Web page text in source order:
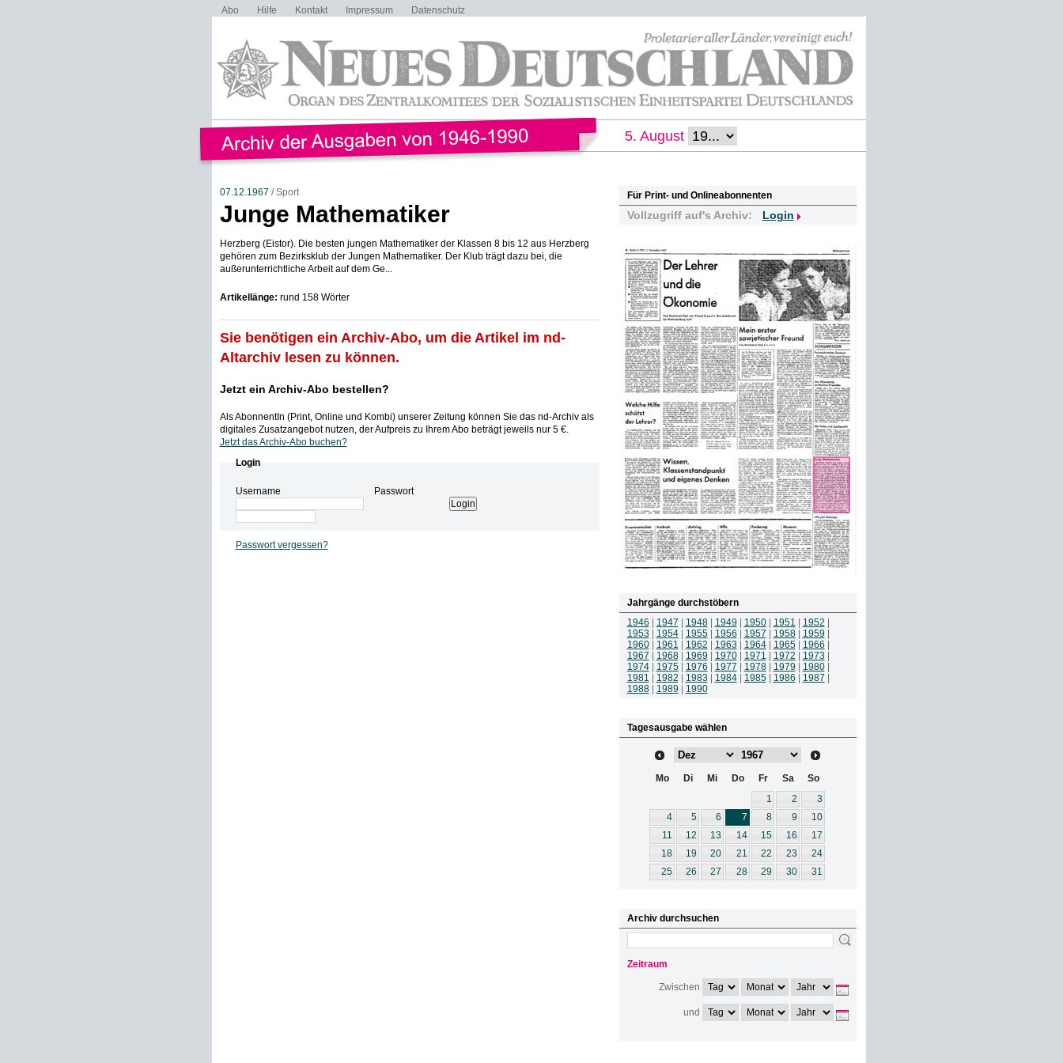
Abo Hilfe Kontakt Impressum Datenschutz
5. August
07.12.1967 / Sport
Junge Mathematiker
Herzberg (Eistor). Die besten jungen Mathematiker der Klassen 8 bis 12 aus Herzberg
gehören zum Bezirksklub der Jungen Mathematiker. Der Klub trägt dazu bei, die
außerunterrichtliche Arbeit auf dem Ge...
Artikellänge: rund 158 Wörter
Sie benötigen ein Archiv-Abo, um die Artikel im nd-
Altarchiv lesen zu können.
Jetzt ein Archiv-Abo bestellen?
Als AbonnentIn (Print, Online und Kombi) unserer Zeitung können Sie das nd-Archiv als
digitales Zusatzangebot nutzen, der Aufpreis zu Ihrem Abo beträgt jeweils nur 5 €.
Jetzt das Archiv-Abo buchen?
Login
Username Passwort
Passwort vergessen?
Für Print- und Onlineabonnenten
Vollzugriff auf's Archiv: Login
Jahrgänge durchstöbern
1946
1947 1948| 1949 1950| 1951 1952
1953
1954| 1955| 1956 1957 1958| 1959
1960| 1961 1962 1963 1964| 1965| 1966
1967
1968| 1969 1970| 1971 1972 1973
1974| 1975| 1976 1977 1978| 1979 1980|
1981
1982 1983 1984| 1985| 1986 1987
1988| 1989 1990
Tagesausgabe wählen
Mo Di Mi Do Fr Sa
So
1
2
3
4
5 6 7 8 9
10
11
12 13 14 15 16
17
18
19 20 21 22 23
24
25
26 27 28 29 30 31
Archiv durchsuchen
Zeitraum
Zwischen
und